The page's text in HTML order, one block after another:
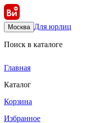
Москва Для юрлиц
Поиск в каталоге
Главная
Каталог
Корзина
Избранное